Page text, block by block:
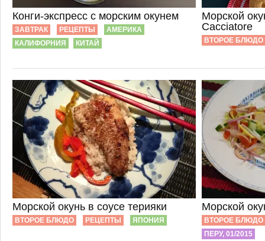
Конги-экспресс с морским окунем
ЗАВТРАК РЕЦЕПТЫ
АМЕРИКА
КАЛИФОРНИЯ
КИТАЙ
Морской
Cacciatore
ВТОРОЕ БЛЮДО
Морской окунь в соусе терияки
ВТОРОЕ БЛЮДО РЕЦЕПТЫ ЯПОНИЯ
Морской
ВТОРОЕ БЛЮДО
ПЕРУ, 01/2015